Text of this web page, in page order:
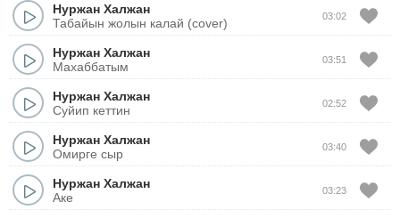
Нуржан Халжан
Табайын жолын калай (cover)
03:02
Нуржан Халжан
Махаббатым
03:51
Нуржан Халжан
Суйип кеттин
02:52
Нуржан Халжан
Омирге сыр
03:40
Нуржан Халжан
Аке
03:23